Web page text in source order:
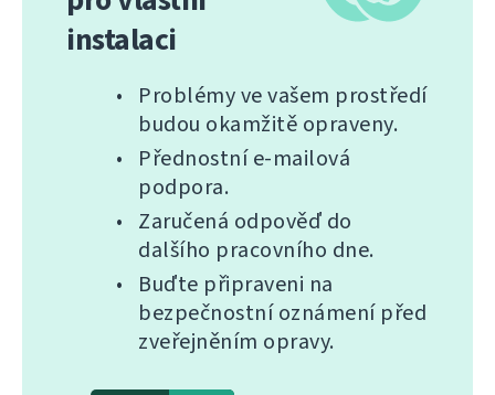
instalaci
Problémy ve vašem prostředí
budou okamžitě opraveny.
Přednostní e-mailová
podpora.
Zaručená odpověď do
dalšího pracovního dne.
Buďte připraveni na
bezpečnostní oznámení před
zveřejněním opravy.